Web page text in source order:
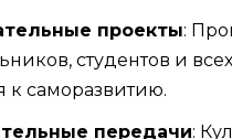
проекты:
студентов и
к саморазвитию.
передачи: